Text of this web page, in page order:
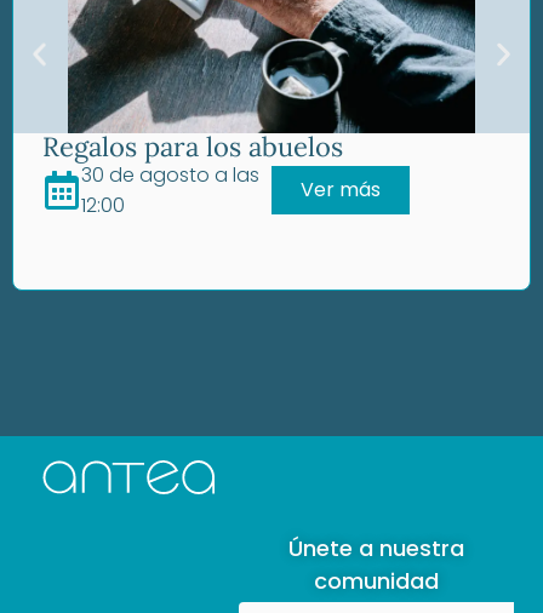
Regalos para los abuelos
30 de agosto a las
12:00
Ver más
Únete a nuestra
comunidad